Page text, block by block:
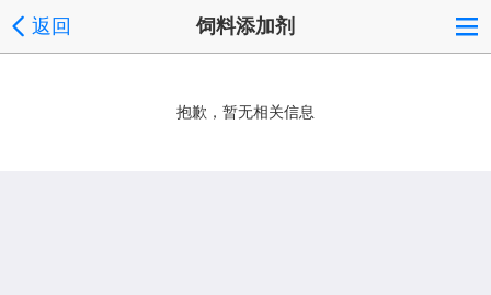
返回 饲料添加剂
抱歉，暂无相关信息